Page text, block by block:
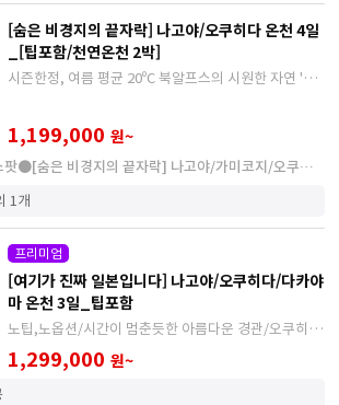
[숨은 비경지의 끝자락] 나고야/오쿠히다 온천 4일
_[팁포함/천연온천 2박]
시즌한정, 여름 평균 20ºC 북알프스의 시원한 자연 '가
1,199,000 원~
●[숨은 비경지의 끝자락] 나고야/가미코지/오쿠히
천연온천 2박]
1개
프리미엄
[여기가 진짜 일본입니다] 나고야/오쿠히다/다카야
마 온천 3일_팁포함
노팁,노옵션/시간이 멈춘듯한 아름다운 경관/오쿠히다
1박(가이세키 업그레이드)+시내 월드체인 4성급 1박
1,299,000 원~